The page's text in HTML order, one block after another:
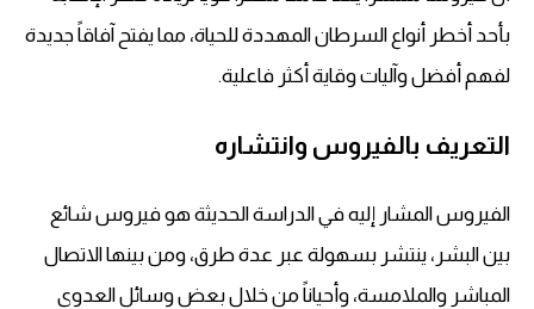
بأحد أخطر أنواع السرطان المهددة للحياة، مما يفتح آفاقاً جديدة
لفهم أفضل وآليات وقاية أكثر فاعلية.
التعريف بالفيروس وانتشاره
الفيروس المشار إليه في الدراسة الحديثة هو فيروس شائع
بين البشر، ينتشر بسهولة عبر عدة طرق، ومن بينها الاتصال
المباشر والملامسة، وأحياناً من خلال بعض وسائل العدوى